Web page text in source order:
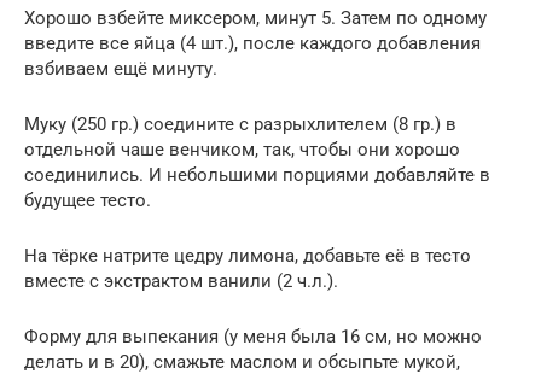
Хорошо взбейте миксером, минут 5. Затем по одному
введите все яйца (4 шт.), после каждого добавления
взбиваем ещё минуту.
Муку (250 гр.) соедините с разрыхлителем (8 гр.) в
отдельной чаше венчиком, так, чтобы они хорошо
соединились. И небольшими порциями добавляйте в
будущее тесто.
На тёрке натрите цедру лимона, добавьте её в тесто
вместе с экстрактом ванили (2 ч.л.).
Форму для выпекания (у меня была 16 см, но можно
делать и в 20), смажьте маслом и обсыпьте мукой,